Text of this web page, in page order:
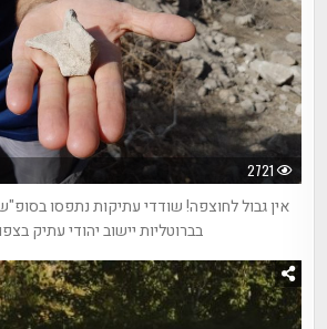
2721
אין גבול לחוצפה! שודדי עתיקות נתפסו
בברוטליות יישוב יהודי עתיק